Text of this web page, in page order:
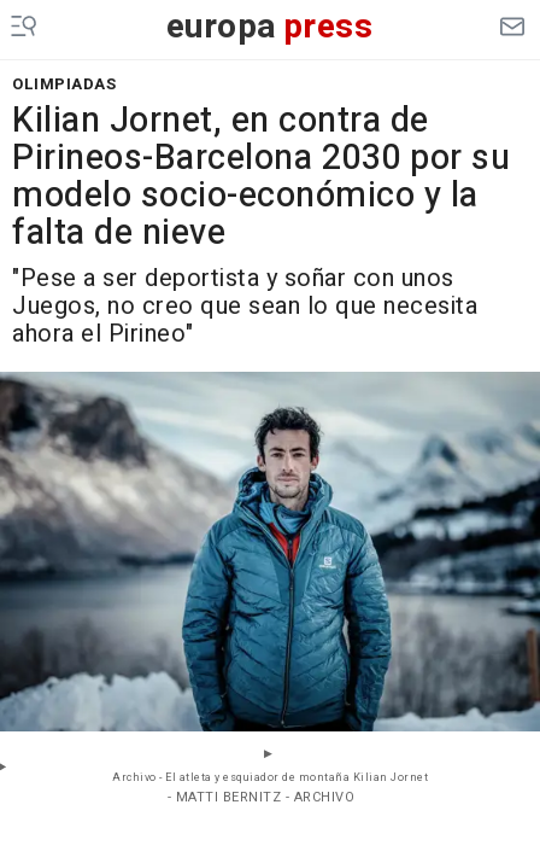
europa press
OLIMPIADAS
Kilian Jornet, en contra de
Pirineos-Barcelona 2030 por su
modelo socio-económico y la
falta de nieve
"Pese a ser deportista y soñar con unos
Juegos, no creo que sean lo que necesita
ahora el Pirineo"
Archivo - El atleta y esquiador de montaña Kilian Jornet
- MATTI BERNITZ - ARCHIVO